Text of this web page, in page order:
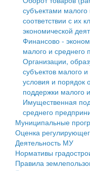
Антимонопольный
Противодействие
Муниципальные
Контрольно-
Персональные
Оценка
Деятельность МУ
Нормативы
Правила
Генеральные планы
субъектами
соответствии с их
экономической
Финансово -
малого и среднего
Организации,
субъектов малого
условия и порядок
поддержки малого
Имущественная
среднего
Муниципальные
Оценка
Деятельность МУ
Нормативы
Правила